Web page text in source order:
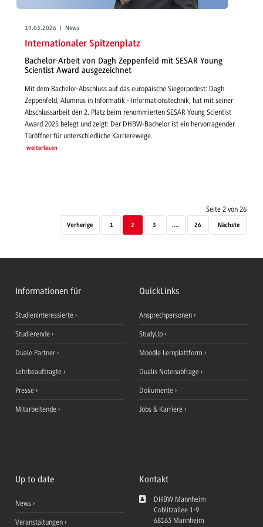
19.03.2026 | News
Internationaler Spitzenplatz
Bachelor-Arbeit von Dagh Zeppenfeld mit SESAR Young
Scientist Award ausgezeichnet
Mit dem Bachelor-Abschluss auf das europäische Siegerpodest: Dagh
Zeppenfeld, Alumnus in Informatik - Informationstechnik, hat mit seiner
Abschlussarbeit den 2. Platz beim renommierten SESAR Young Scientist
Award 2025 belegt und zeigt: Der DHBW-Bachelor ist ein hervorragender
Türöffner für unterschiedliche Karrierewege.
weiterlesen
Seite 2 von 26
Vorherige 1 2 3 .... 26 Nächste
Informationen für
Studieninteressierte
Studierende
Duale Partner
Lehrbeauftragte
Presse
Mitarbeitende
QuickLinks
Ansprechpersonen
StudyUp
Moodle Lernplattform
Dualis Notenabfrage
Dokumente
Jobs & Karriere
Up to date
News
Veranstaltungen
Kontakt
DHBW Mannheim
Coblitzallee 1-9
68163 Mannheim